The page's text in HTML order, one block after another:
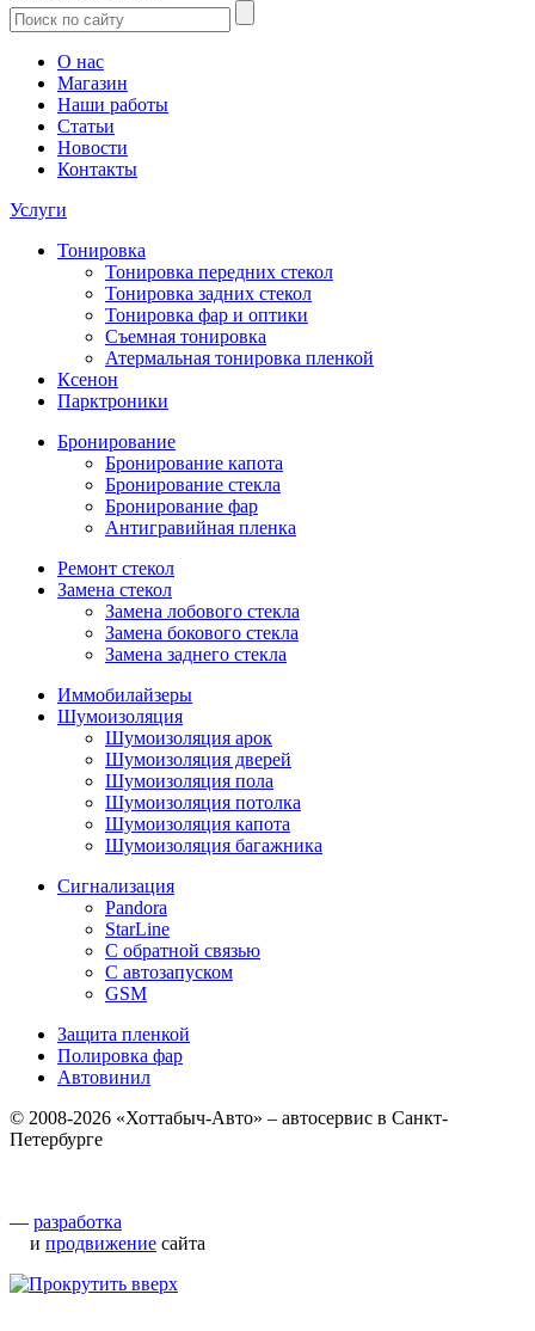
О нас
Магазин
Наши работы
Статьи
Новости
Контакты
Услуги
Тонировка
Тонировка передних стекол
Тонировка задних стекол
Тонировка фар и оптики
Съемная тонировка
Атермальная тонировка пленкой
Ксенон
Парктроники
Бронирование
Бронирование капота
Бронирование стекла
Бронирование фар
Антигравийная пленка
Ремонт стекол
Замена стекол
Замена лобового стекла
Замена бокового стекла
Замена заднего стекла
Иммобилайзеры
Шумоизоляция
Шумоизоляция арок
Шумоизоляция дверей
Шумоизоляция пола
Шумоизоляция потолка
Шумоизоляция капота
Шумоизоляция багажника
Сигнализация
Pandora
StarLine
С обратной связью
С автозапуском
GSM
Защита пленкой
Полировка фар
Автовинил
© 2008-2026 «Хоттабыч-Авто» – автосервис в Санкт-
Петербурге
— разработка
и продвижение сайта